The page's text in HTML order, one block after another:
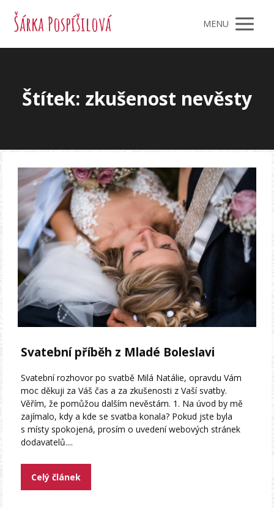
Šárka Pospíšilová MENU
Štítek: zkušenost nevěsty
Svatební příběh z Mladé Boleslavi
Svatební rozhovor po svatbě Milá Natálie, opravdu Vám
moc děkuji za Váš čas a za zkušenosti z Vaší svatby.
Věřím, že pomůžou dalším nevěstám. 1. Na úvod by mě
zajímalo, kdy a kde se svatba konala? Pokud jste byla
s místy spokojená, prosím o uvedení webových stránek
dodavatelů....
Celý článek